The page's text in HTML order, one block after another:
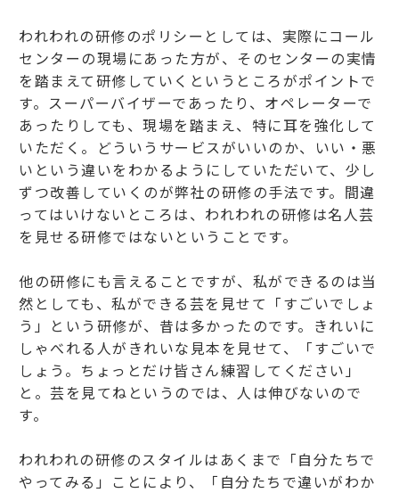
われわれの研修のポリシーとしては、実際にコール
センターの現場にあった方が、そのセンターの実情
を踏まえて研修していくというところがポイントで
す。スーパーバイザーであったり、オペレーターで
あったりしても、現場を踏まえ、特に耳を強化して
いただく。どういうサービスがいいのか、いい・悪
いという違いをわかるようにしていただいて、少し
ずつ改善していくのが弊社の研修の手法です。間違
ってはいけないところは、われわれの研修は名人芸
を見せる研修ではないということです。
他の研修にも言えることですが、私ができるのは当
然としても、私ができる芸を見せて「すごいでしょ
う」という研修が、昔は多かったのです。きれいに
しゃべれる人がきれいな見本を見せて、「すごいで
しょう。ちょっとだけ皆さん練習してください」
と。芸を見てねというのでは、人は伸びないので
す。
われわれの研修のスタイルはあくまで「自分たちで
やってみる」ことにより、「自分たちで違いがわか